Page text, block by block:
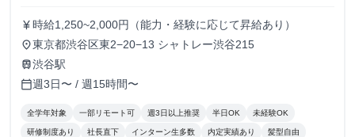
currency_yen 時給1,250~2,000円（能力・経験に応じて昇給あり）
place東京都渋谷区東2−20−13 シャトレー渋谷215
train渋谷駅
calendar_today週3日〜 / 週15時間〜
全学年対象 一部リモート可 週3日以上推奨 半日OK 未経験OK
研修制度あり 社長直下 インターン生多数 内定実績あり 髪型自由